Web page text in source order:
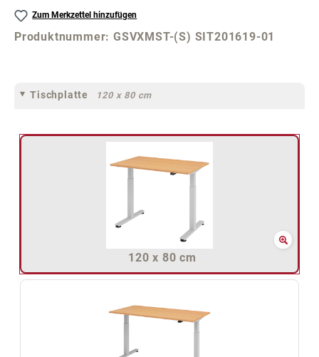
Zum Merkzettel hinzufügen
Produktnummer:GSVXMST-(S) SIT201619-01
Tischplatte 120 x 80 cm
120 x 80 cm